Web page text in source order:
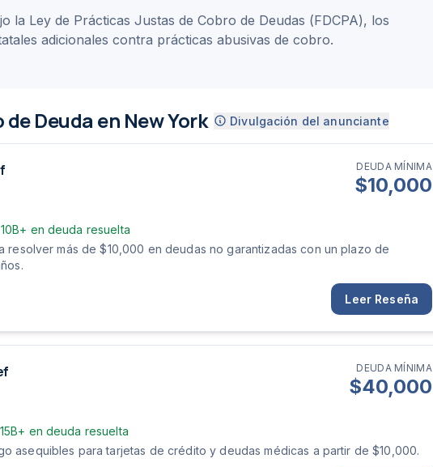
la Ley de Prácticas Justas de Cobro de Deudas (FDCPA), los
adicionales contra prácticas abusivas de cobro.
Deuda en New York Divulgación del anunciante
DEUDA MÍNIMA
$10,000
10B+ en deuda resuelta
resolver más de $10,000 en deudas no garantizadas con un plazo de
Leer Reseña
DEUDA MÍNIMA
$40,000
15B+ en deuda resuelta
asequibles para tarjetas de crédito y deudas médicas a partir de $10,000.